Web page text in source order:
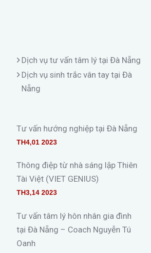
Dịch vụ tư vấn tâm lý tại Đà Nẵng
Dịch vụ sinh trắc vân tay tại Đà
Nẵng
Tư vấn hướng nghiệp tại Đà Nẵng
TH4,01 2023
Thông điệp từ nhà sáng lập Thiên
Tài Việt (VIET GENIUS)
TH3,14 2023
Tư vấn tâm lý hôn nhân gia đình
tại Đà Nẵng – Coach Nguyễn Tú
Oanh